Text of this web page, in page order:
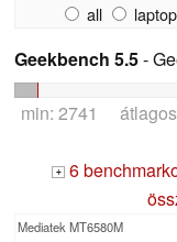
all
laptop
Geekbench 5.5-
min: 2741
+ 6
Mediatek MT6580M